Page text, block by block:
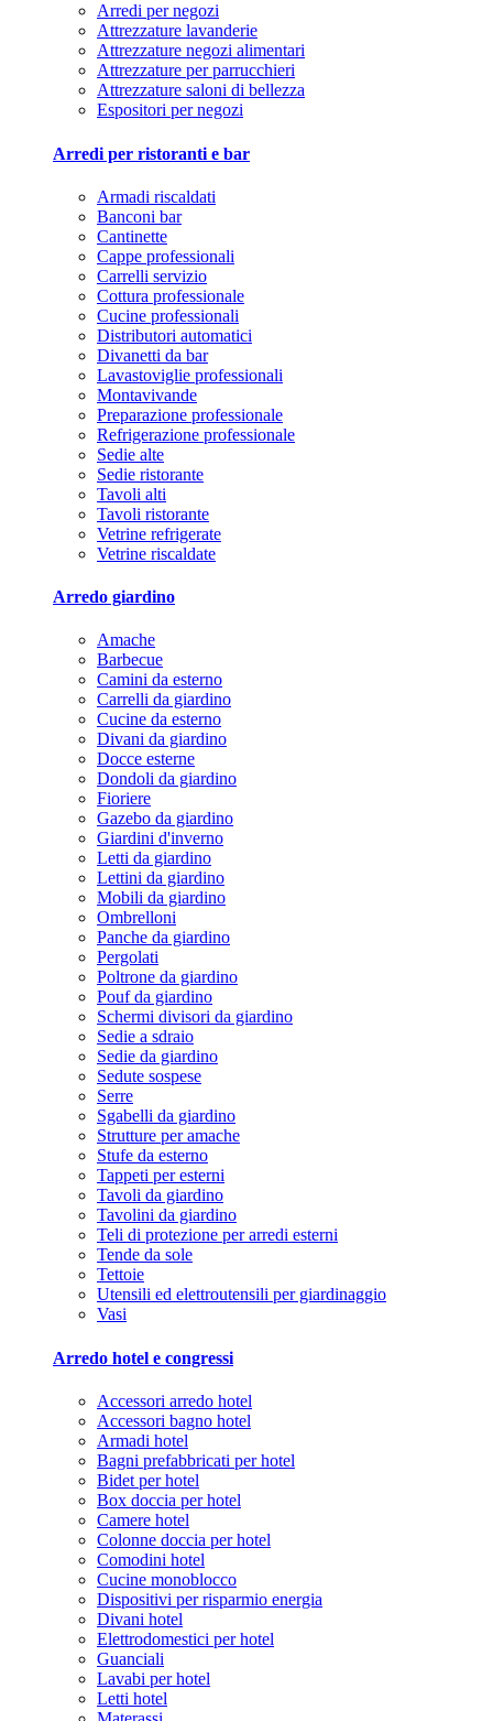
Arredi per negozi
Attrezzature lavanderie
Attrezzature negozi alimentari
Attrezzature per parrucchieri
Attrezzature saloni di bellezza
Espositori per negozi
Arredi per ristoranti e bar
Armadi riscaldati
Banconi bar
Cantinette
Cappe professionali
Carrelli servizio
Cottura professionale
Cucine professionali
Distributori automatici
Divanetti da bar
Lavastoviglie professionali
Montavivande
Preparazione professionale
Refrigerazione professionale
Sedie alte
Sedie ristorante
Tavoli alti
Tavoli ristorante
Vetrine refrigerate
Vetrine riscaldate
Arredo giardino
Amache
Barbecue
Camini da esterno
Carrelli da giardino
Cucine da esterno
Divani da giardino
Docce esterne
Dondoli da giardino
Fioriere
Gazebo da giardino
Giardini d'inverno
Letti da giardino
Lettini da giardino
Mobili da giardino
Ombrelloni
Panche da giardino
Pergolati
Poltrone da giardino
Pouf da giardino
Schermi divisori da giardino
Sedie a sdraio
Sedie da giardino
Sedute sospese
Serre
Sgabelli da giardino
Strutture per amache
Stufe da esterno
Tappeti per esterni
Tavoli da giardino
Tavolini da giardino
Teli di protezione per arredi esterni
Tende da sole
Tettoie
Utensili ed elettroutensili per giardinaggio
Vasi
Arredo hotel e congressi
Accessori arredo hotel
Accessori bagno hotel
Armadi hotel
Bagni prefabbricati per hotel
Bidet per hotel
Box doccia per hotel
Camere hotel
Colonne doccia per hotel
Comodini hotel
Cucine monoblocco
Dispositivi per risparmio energia
Divani hotel
Elettrodomestici per hotel
Guanciali
Lavabi per hotel
Letti hotel